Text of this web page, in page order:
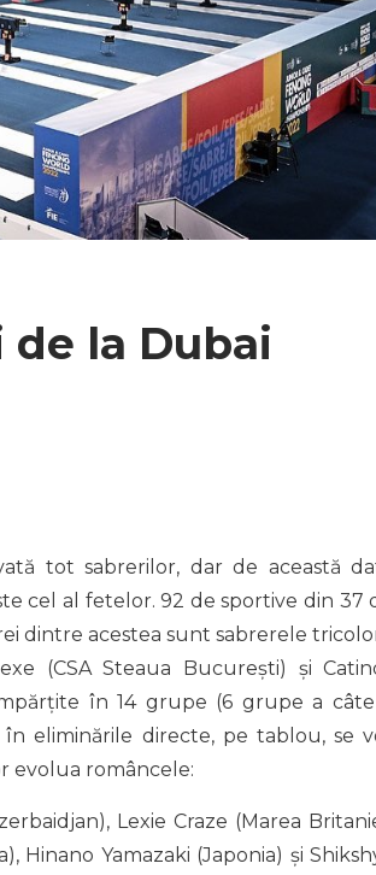
la Dubai
tot sabrerilor, dar de această
cel al fetelor. 92 de sportive din 37
dintre acestea sunt sabrerele
(CSA Steaua București) și
în 14 grupe (6 grupe a
eliminările directe, pe tablou, se
evolua româncele:
Lexie Craze (Marea
Hinano Yamazaki (Japonia) și